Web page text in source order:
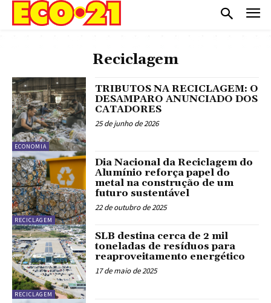
Reciclagem
ECONOMIA
TRIBUTOS NA RECICLAGEM: O
DESAMPARO ANUNCIADO DOS
CATADORES
25 de junho de 2026
RECICLAGEM
Dia Nacional da Reciclagem do
Alumínio reforça papel do
metal na construção de um
futuro sustentável
22 de outubro de 2025
RECICLAGEM
SLB destina cerca de 2 mil
toneladas de resíduos para
reaproveitamento energético
17 de maio de 2025